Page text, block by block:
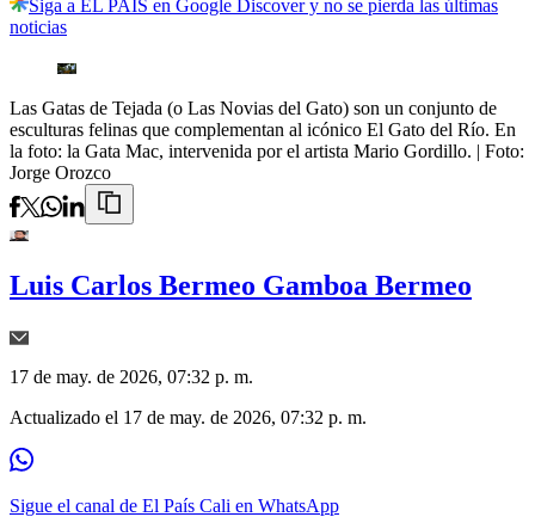
Siga a EL PAÍS en Google Discover y no se pierda las últimas
noticias
Las Gatas de Tejada (o Las Novias del Gato) son un conjunto de
esculturas felinas que complementan al icónico El Gato del Río. En
la foto: la Gata Mac, intervenida por el artista Mario Gordillo. | Foto:
Jorge Orozco
Luis Carlos Bermeo Gamboa Bermeo
17 de may. de 2026, 07:32 p. m.
Actualizado el 17 de may. de 2026, 07:32 p. m.
Sigue el canal de El País Cali en WhatsApp